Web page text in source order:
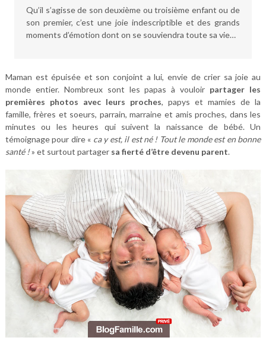
Qu’il s’agisse de son deuxième ou troisième enfant ou de
son premier, c’est une joie indescriptible et des grands
moments d’émotion dont on se souviendra toute sa vie…
Maman est épuisée et son conjoint a lui, envie de crier sa joie au
monde entier. Nombreux sont les papas à vouloir partager les
premières photos avec leurs proches, papys et mamies de la
famille, frères et soeurs, parrain, marraine et amis proches, dans les
minutes ou les heures qui suivent la naissance de bébé. Un
témoignage pour dire « ca y est, il est né ! Tout le monde est en bonne
santé !» et surtout partager sa fierté d’être devenu parent.